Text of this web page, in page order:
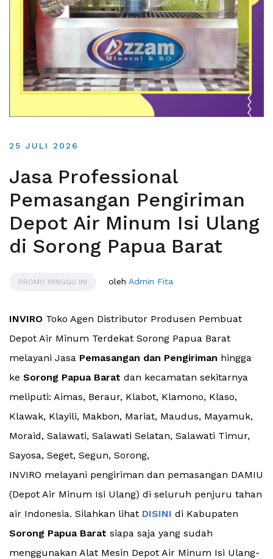
25 JULI 2026
Jasa Professional
Pemasangan Pengiriman
Depot Air Minum Isi Ulang
di Sorong Papua Barat
PROMO MINGGU INI oleh Admin Fita
INVIRO Toko Agen Distributor Produsen Pembuat
Depot Air Minum Terdekat Sorong Papua Barat
melayani Jasa Pemasangan dan Pengiriman hingga
ke Sorong Papua Barat dan kecamatan sekitarnya
meliputi: Aimas, Beraur, Klabot, Klamono, Klaso,
Klawak, Klayili, Makbon, Mariat, Maudus, Mayamuk,
Moraid, Salawati, Salawati Selatan, Salawati Timur,
Sayosa, Seget, Segun, Sorong,
INVIRO melayani pengiriman dan pemasangan DAMIU
(Depot Air Minum Isi Ulang) di seluruh penjuru tahan
air Indonesia. Silahkan lihat DISINI di Kabupaten
Sorong Papua Barat siapa saja yang sudah
menggunakan Alat Mesin Depot Air Minum Isi Ulang-